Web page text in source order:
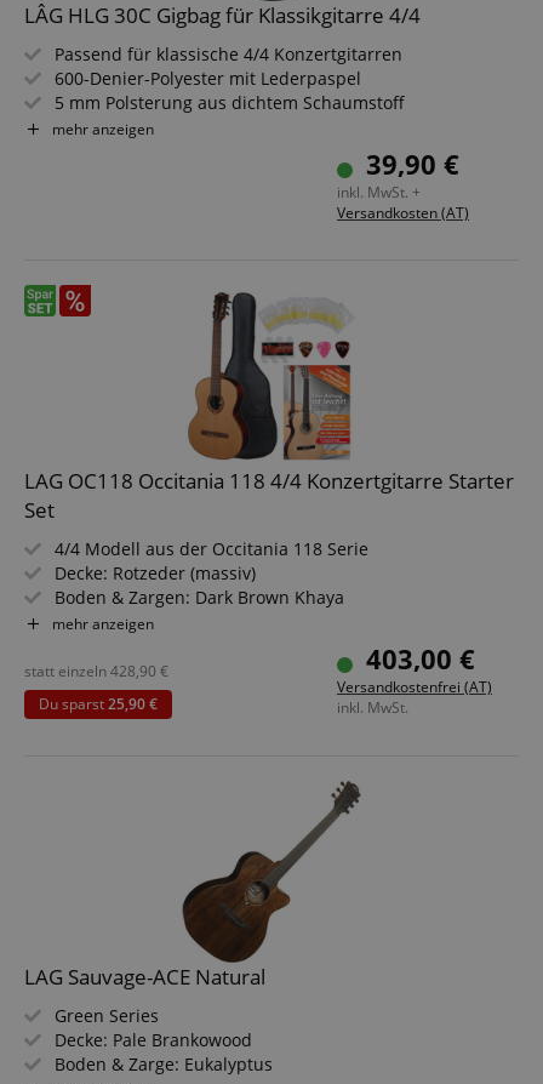
LÂG HLG 30C Gigbag für Klassikgitarre 4/4
Passend für klassische 4/4 Konzertgitarren
600-Denier-Polyester mit Lederpaspel
5 mm Polsterung aus dichtem Schaumstoff
210-Denier-Nylonfutter schützt den Korpus
Außentasche für Noten, Zubehör und Tools
Rucksackriemen und gepolsterter Tragegriff
mehr anzeigen
39,90 €
inkl. MwSt. +
Versandkosten (AT)
LAG OC118 Occitania 118 4/4 Konzertgitarre Starter
Set
4/4 Modell aus der Occitania 118 Serie
Decke: Rotzeder (massiv)
Boden & Zargen: Dark Brown Khaya
Hals: Khaya, Griffbrett: Brownwood
Inkl. umfangreichem Zubehör-Set
mehr anzeigen
403,00 €
Versandkostenfrei (AT)
inkl. MwSt.
statt einzeln428,90 €
Du sparst25,90 €
LAG Sauvage-ACE Natural
Green Series
Decke: Pale Brankowood
Boden & Zarge: Eukalyptus